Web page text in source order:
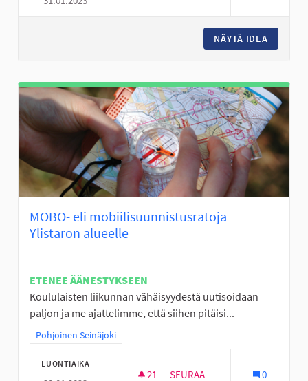
NÄYTÄ IDEA
MOBO- eli mobiilisuunnistusratoja
Ylistaron alueelle
ETENEE ÄÄNESTYKSEEN
Koululaisten liikunnan vähäisyydestä uutisoidaan
paljon ja me ajattelimme, että siihen pitäisi...
Rajaa tulokset teeman mukaan: Pohjoinen Seinäjoki
Pohjoinen Seinäjoki
LUONTIAIKA
21 21 SEURAAJAA
SEURAA 0